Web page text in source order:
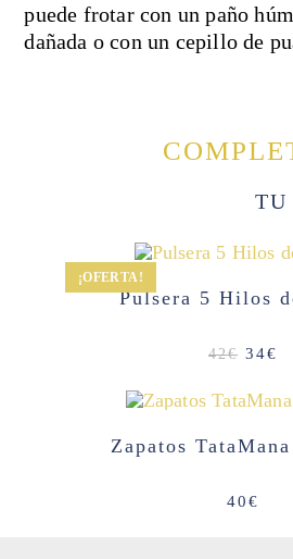
puede frotar con un paño
dañada o con un cepillo de
TU
¡OFERTA!
Pulsera 5 Hilos
42€ El
precio
era:
42€.
34€
Zapatos
40€